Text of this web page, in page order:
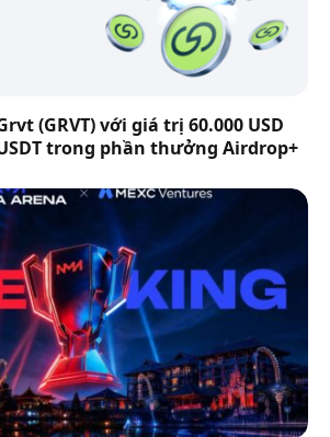
(GRVT) với giá trị 60.000 USD
USDT trong phần thưởng Airdrop+